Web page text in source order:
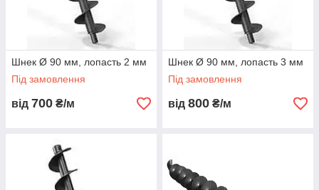
Шнек Ø 90 мм, лопасть 2 мм
Під замовлення
від 700 ₴/м
Шнек Ø 90 мм, лопасть 3 мм
Під замовлення
від 800 ₴/м